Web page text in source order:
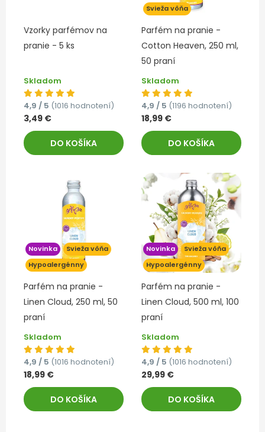
Vzorky parfémov na
pranie - 5 ks
Skladom
4,9 / 5 (1016 hodnotení)
3,49 €
DO KOŠÍKA
Svieža vôňa
Parfém na pranie -
Cotton Heaven, 250 ml,
50 praní
Skladom
4,9 / 5 (1196 hodnotení)
18,99 €
DO KOŠÍKA
Novinka
Svieža vôňa
Hypoalergénny
Parfém na pranie -
Linen Cloud, 250 ml, 50
praní
Skladom
4,9 / 5 (1016 hodnotení)
18,99 €
DO KOŠÍKA
Novinka
Svieža vôňa
Hypoalergénny
Parfém na pranie -
Linen Cloud, 500 ml, 100
praní
Skladom
4,9 / 5 (1016 hodnotení)
29,99 €
DO KOŠÍKA